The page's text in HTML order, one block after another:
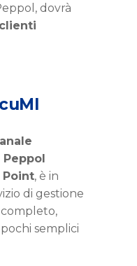
dovrà
Peppol
Point, è in
di gestione
semplici